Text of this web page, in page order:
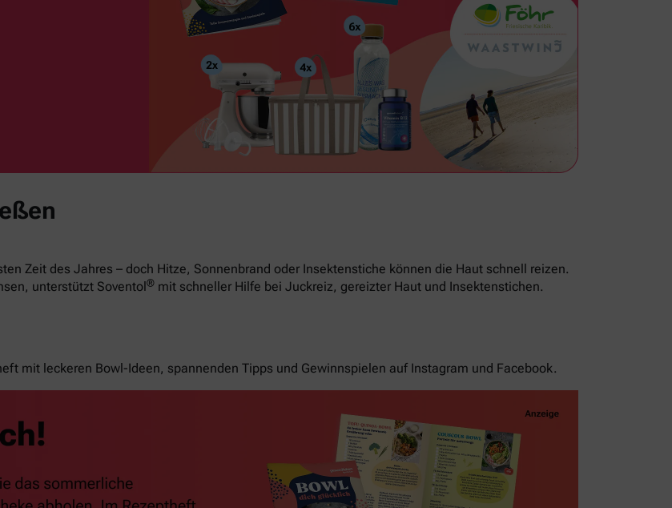
Zeit des Jahres – doch Hitze, Sonnenbrand oder Insektenstiche können die Haut schnell reizen.
unterstützt Soventol® mit schneller Hilfe bei Juckreiz, gereizter Haut und Insektenstichen.
mit leckeren Bowl-Ideen, spannenden Tipps und Gewinnspielen auf Instagram und Facebook.